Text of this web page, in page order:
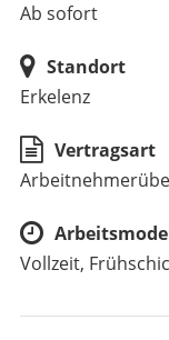
Ab sofort
Standort
Erkelenz
Vertragsart
Vollzeit,